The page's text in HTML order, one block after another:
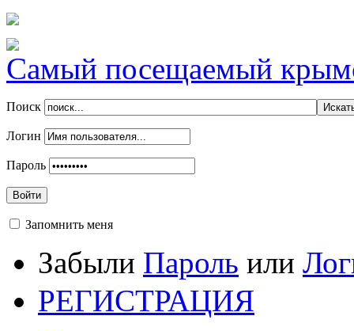
Самый посещаемый
Поиск
Логин
Пароль
Войти
Запомнить меня
Забыли Пароль или
РЕГИСТРАЦИЯ